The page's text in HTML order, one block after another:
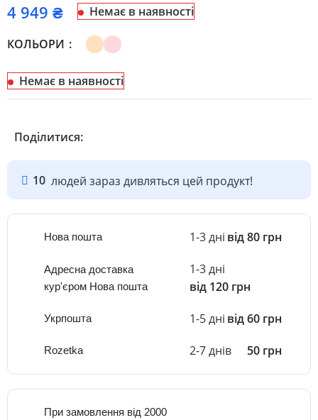
₴ Немає в наявності
КОЛЬОРИ
Немає в наявності
Поділитися:
10 людей зараз дивляться цей продукт!
Нова пошта 1-3 дні від 80 грн
Адресна доставка
кур'єром Нова пошта
1-3 дні
від 120 грн
Укрпошта 1-5 дні від 60 грн
Rozetka 2-7 днів 50 грн
При замовлення від 2000